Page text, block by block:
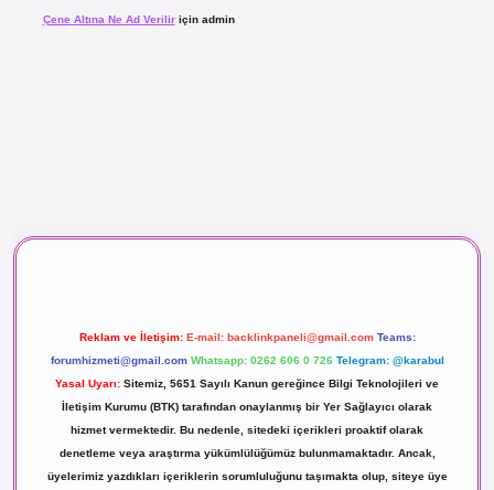
Çene Altına Ne Ad Veriliriçin admin
Reklam ve İletişim: E-mail: backlinkpaneli@gmail.com Teams:
forumhizmeti@gmail.com Whatsapp: 0262 606 0 726 Telegram: @karabul
Yasal Uyarı: Sitemiz, 5651 Sayılı Kanun gereğince Bilgi Teknolojileri ve
İletişim Kurumu (BTK) tarafından onaylanmış bir Yer Sağlayıcı olarak
hizmet vermektedir. Bu nedenle, sitedeki içerikleri proaktif olarak
denetleme veya araştırma yükümlülüğümüz bulunmamaktadır. Ancak,
üyelerimiz yazdıkları içeriklerin sorumluluğunu taşımakta olup, siteye üye